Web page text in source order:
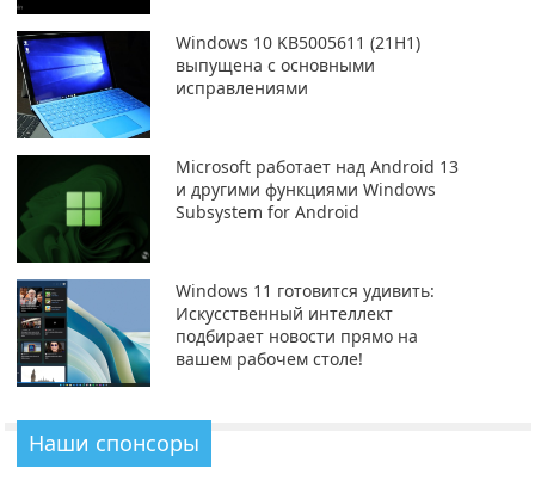
Windows 10 KB5005611 (21H1)
выпущена с основными
исправлениями
Microsoft работает над Android 13
и другими функциями Windows
Subsystem for Android
Windows 11 готовится удивить:
Искусственный интеллект
подбирает новости прямо на
вашем рабочем столе!
Наши спонсоры